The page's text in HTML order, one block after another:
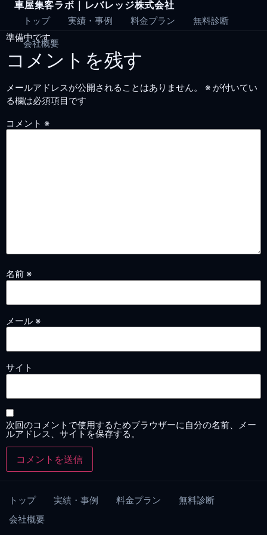
Skip
content
車屋集客ラボ｜レバレッジ株式会社
トップ 実績・事例 料金プラン
無料診断
会社概要
準備中です。
コメントを残す
メールアドレスが公開されることはありません。 ※ が付いてい
る欄は必須項目です
コメント ※
名前 ※
メール ※
サイト
次回のコメントで使用するためブラウザーに自分の名前、メー
ルアドレス、サイトを保存する。
トップ 実績・事例 料金プラン
無料診断
会社概要